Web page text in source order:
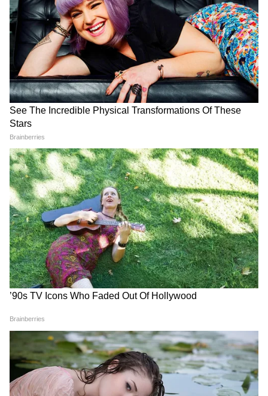
মারাত্মক এবং চিকিৎসা-প্রতিরোধী ক্যানসারগুলোর
মধ্যে একটি। সার্জারি, রেডিয়েশন থেরাপি এবং
কেমোথেরাপির পরেও রোগীরা সাধারণত রোগ
নির্ণয়ের পর ১৫ মাসের বেশি বাঁচেন না।
মস্তিষ্কের সুরক্ষা কবচই বাধা!
এর একটি বড় কারণ হলো ব্লাড-ব্রেন ব্যারিয়ার।
এটি মস্তিষ্কের একটি সুরক্ষা কবচ, যা অনেক
ওষুধকে টিউমার পর্যন্ত পৌঁছতে বাধা দেয়। তাই এই
কবচের জন্য ওষুধও ঠিক মত কাজ করতে পারে না।
4
8
Image Credit : Getty
ভিটামিন B12-ভিত্তিক ব্রেন ক্যানসার থেরাপির
পরীক্ষা
NO-Cbl-এর কার্যকারিতা যাচাই করার জন্য
গবেষকরা বেশ কয়েকটি পদ্ধতি ব্যবহার করেন। এর